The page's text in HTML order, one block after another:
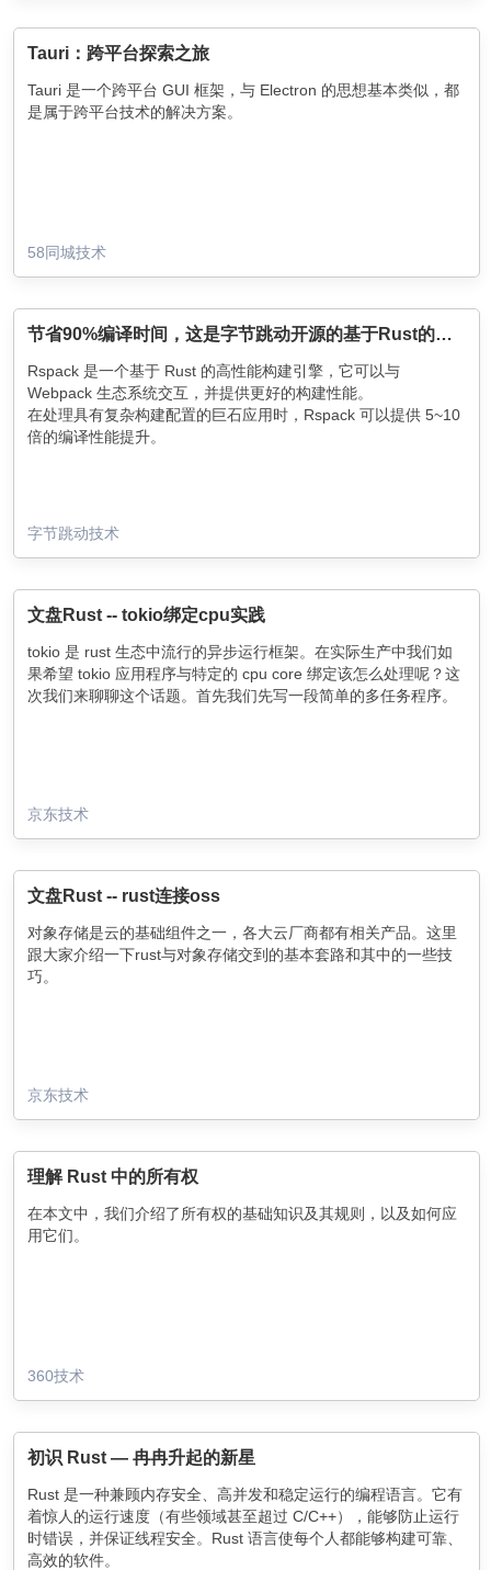
Tauri：跨平台探索之旅
Tauri 是一个跨平台 GUI 框架，与 Electron 的思想基本类似，都
是属于跨平台技术的解决方案。
58同城技术
节省90%编译时间，这是字节跳动开源的基于Rust的前端构建工具
Rspack 是一个基于 Rust 的高性能构建引擎，它可以与
Webpack 生态系统交互，并提供更好的构建性能。
在处理具有复杂构建配置的巨石应用时，Rspack 可以提供 5~10
倍的编译性能提升。
字节跳动技术
文盘Rust -- tokio绑定cpu实践
tokio 是 rust 生态中流行的异步运行框架。在实际生产中我们如
果希望 tokio 应用程序与特定的 cpu core 绑定该怎么处理呢？这
次我们来聊聊这个话题。首先我们先写一段简单的多任务程序。
京东技术
文盘Rust -- rust连接oss
对象存储是云的基础组件之一，各大云厂商都有相关产品。这里
跟大家介绍一下rust与对象存储交到的基本套路和其中的一些技
巧。
京东技术
理解 Rust 中的所有权
在本文中，我们介绍了所有权的基础知识及其规则，以及如何应
用它们。
360技术
初识 Rust — 冉冉升起的新星
Rust 是一种兼顾内存安全、高并发和稳定运行的编程语言。它有
着惊人的运行速度（有些领域甚至超过 C/C++），能够防止运行
时错误，并保证线程安全。Rust 语言使每个人都能够构建可靠、
高效的软件。